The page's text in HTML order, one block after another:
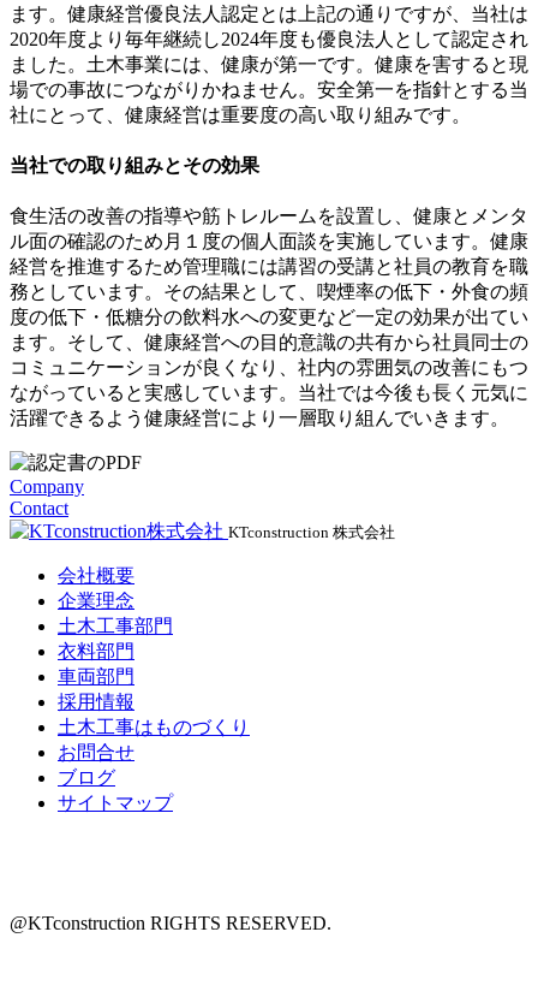
ます。健康経営優良法人認定とは上記の通りですが、当社は
2020年度より毎年継続し2024年度も優良法人として認定され
ました。土木事業には、健康が第一です。健康を害すると現
場での事故につながりかねません。安全第一を指針とする当
社にとって、健康経営は重要度の高い取り組みです。
当社での取り組みとその効果
食生活の改善の指導や筋トレルームを設置し、健康とメンタ
ル面の確認のため月１度の個人面談を実施しています。健康
経営を推進するため管理職には講習の受講と社員の教育を職
務としています。その結果として、喫煙率の低下・外食の頻
度の低下・低糖分の飲料水への変更など一定の効果が出てい
ます。そして、健康経営への目的意識の共有から社員同士の
コミュニケーションが良くなり、社内の雰囲気の改善にもつ
ながっていると実感しています。当社では今後も長く元気に
活躍できるよう健康経営により一層取り組んでいきます。
Company
Contact
KTconstruction 株式会社
会社概要
企業理念
土木工事部門
衣料部門
車両部門
採用情報
土木工事はものづくり
お問合せ
ブログ
サイトマップ
@KTconstruction RIGHTS RESERVED.